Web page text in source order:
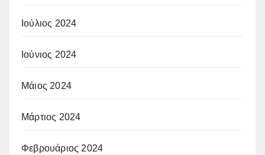
Ιούλιος 2024
Ιούνιος 2024
Μάιος 2024
Μάρτιος 2024
Φεβρουάριος 2024